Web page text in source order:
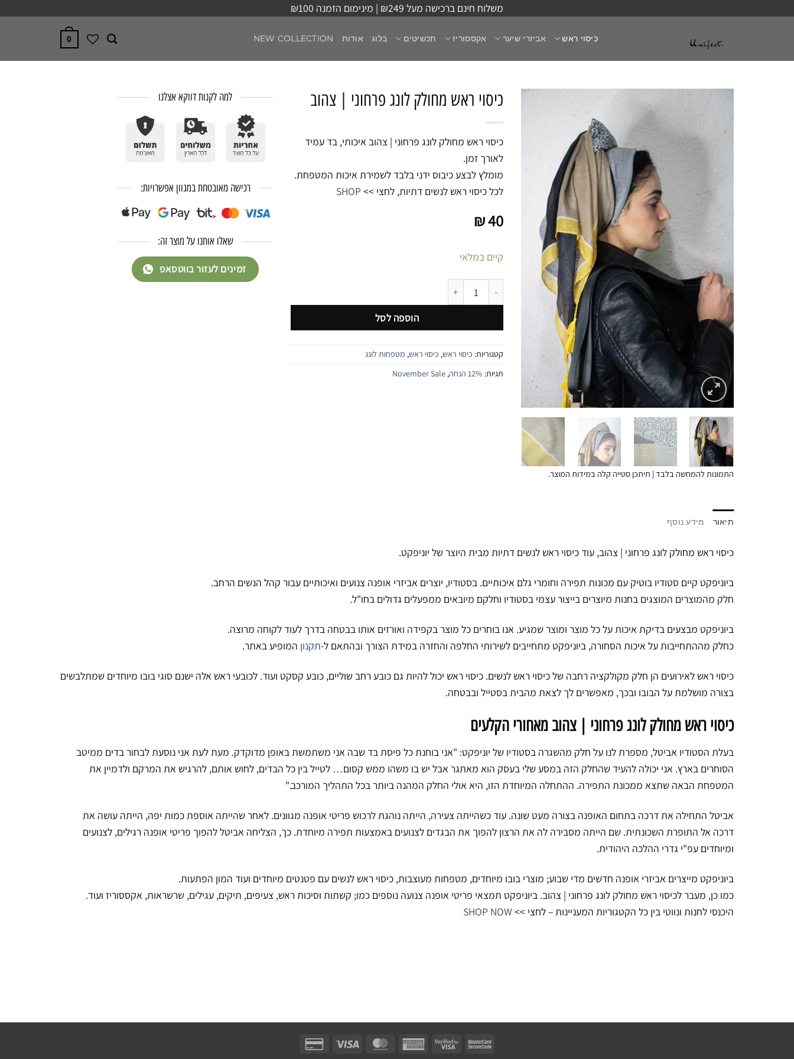
משלוח חינם ברכישה מעל ₪249 | מינימום הזמנה ₪100
כיסוי ראש אביזרי שיער אקססוריז תכשיטים בלוג אודות NEW COLLECTION
0
התמונות להמחשה בלבד | תיתכן סטייה קלה במידות המוצר.
כיסוי ראש מחולק לונג פרחוני | צהוב
כיסוי ראש מחולק לונג פרחוני | צהוב איכותי, בד עמיד
לאורך זמן.
מומלץ לבצע כיבוס ידני בלבד לשמירת איכות המטפחת.
לכל כיסוי ראש לנשים דתיות, לחצי >> SHOP
₪40
קיים במלאי
כמות של כיסוי ראש מחולק לונג פרחוני | צהוב
הוספה לסל
קטגוריות: כיסוי ראש, כיסוי ראש, מטפחות לונג
תגיות: 12% הנחה ,
November Sale
למה לקנות דווקא אצלנו
רכישה מאובטחת במגוון אפשרויות:
שאלו אותנו על מוצר זה:
זמינים לעזור בווטסאפ
תיאור מידע נוסף
כיסוי ראש מחולק לונג פרחוני | צהוב, עוד כיסוי ראש לנשים דתיות מבית היוצר של יוניפקט.
ביוניפקט קיים סטודיו בוטיק עם מכונות תפירה וחומרי גלם איכותיים. בסטודיו, יוצרים אביזרי אופנה צנועים ואיכותיים עבור קהל הנשים הרחב.
חלק מהמוצרים המוצגים בחנות מיוצרים בייצור עצמי בסטודיו וחלקם מיובאים ממפעלים גדולים בחו"ל.
ביוניפקט מבצעים בדיקת איכות על כל מוצר ומוצר שמגיע. אנו בוחרים כל מוצר בקפידה ואורזים אותו בבטחה בדרך לעוד לקוחה מרוצה.
כחלק מההתחייבות על איכות הסחורה, ביוניפקט מתחייבים לשירותי החלפה והחזרה במידת הצורך ובהתאם ל-תקנון המופיע באתר.
כיסוי ראש לאירועים הן חלק מקולקציה רחבה של כיסוי ראש לנשים. כיסוי ראש יכול להיות גם כובע רחב שוליים, כובע קסקט ועוד. לכובעי ראש אלה ישנם סוגי בובו מיוחדים שמתלבשים
בצורה מושלמת על הבובו ובכך, מאפשרים לך לצאת מהבית בסטייל ובבטחה.
כיסוי ראש מחולק לונג פרחוני | צהוב מאחורי הקלעים
בעלת הסטודיו אביטל, מספרת לנו על חלק מהשגרה בסטודיו של יוניפקט: "אני בוחנת כל פיסת בד שבה אני משתמשת באופן מדוקדק. מעת לעת אני נוסעת לבחור בדים ממיטב
הסוחרים בארץ. אני יכולה להעיד שהחלק הזה במסע שלי בעסק הוא מאתגר אבל יש בו משהו ממש קסום… לטייל בין כל הבדים, לחוש אותם, להרגיש את המרקם ולדמיין את
המטפחת הבאה שתצא ממכונת התפירה. ההתחלה המיוחדת הזו, היא אולי החלק המהנה ביותר בכל התהליך המורכב."
אביטל התחילה את דרכה בתחום האופנה בצורה מעט שונה. עוד כשהייתה צעירה, הייתה נוהגת לרכוש פריטי אופנה מגוונים. לאחר שהייתה אוספת כמות יפה, הייתה עושה את
דרכה אל התופרת השכונתית. שם הייתה מסבירה לה את הרצון להפוך את הבגדים לצנועים באמצעות תפירה מיוחדת. כך, הצליחה אביטל להפוך פריטי אופנה רגילים, לצנועים
ומיוחדים עפ"י גדרי ההלכה היהודית.
ביוניפקט מייצרים אביזרי אופנה חדשים מדי שבוע; מוצרי בובו מיוחדים, מטפחות מעוצבות, כיסוי ראש לנשים עם פטנטים מיוחדים ועוד המון הפתעות.
כמו כן, מעבר לכיסוי ראש מחולק לונג פרחוני | צהוב. ביוניפקט תמצאי פריטי אופנה צנועה נוספים כמו; קשתות וסיכות ראש, צעיפים, תיקים, עגילים, שרשראות, אקססוריז ועוד.
היכנסי לחנות ונווטי בין כל הקטגוריות המעניינות – לחצי >>